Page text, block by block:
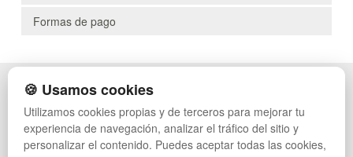
Formas de pago
POLÍTICA DE PRIVACIDAD
CONDICIONES DE USO
CAMBIOS Y DEVOLUCIONES
CONTACTO
MAPA WEB
MANUTENCIÓN
GESTIÓN DE RESIDUOS
PALETS
🍪 Usamos cookies
Utilizamos cookies propias y de terceros para mejorar tu
experiencia de navegación, analizar el tráfico del sitio y
personalizar el contenido. Puedes aceptar todas las cookies,